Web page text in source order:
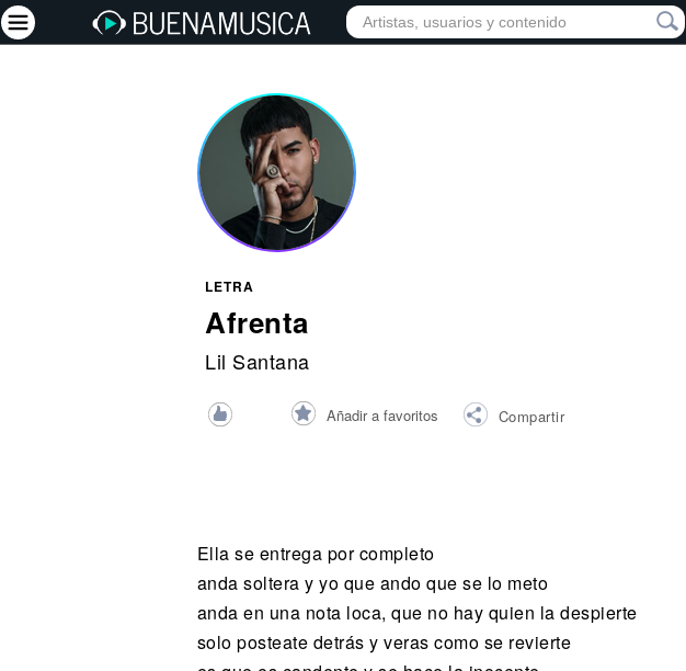
INICIO ARTISTAS RED SOCIAL MÚSICA
LETRA
Afrenta
Lil Santana
Añadir a favoritos Compartir
Ella se entrega por completo
anda soltera y yo que ando que se lo meto
anda en una nota loca, que no hay quien la despierte
solo posteate detrás y veras como se revierte